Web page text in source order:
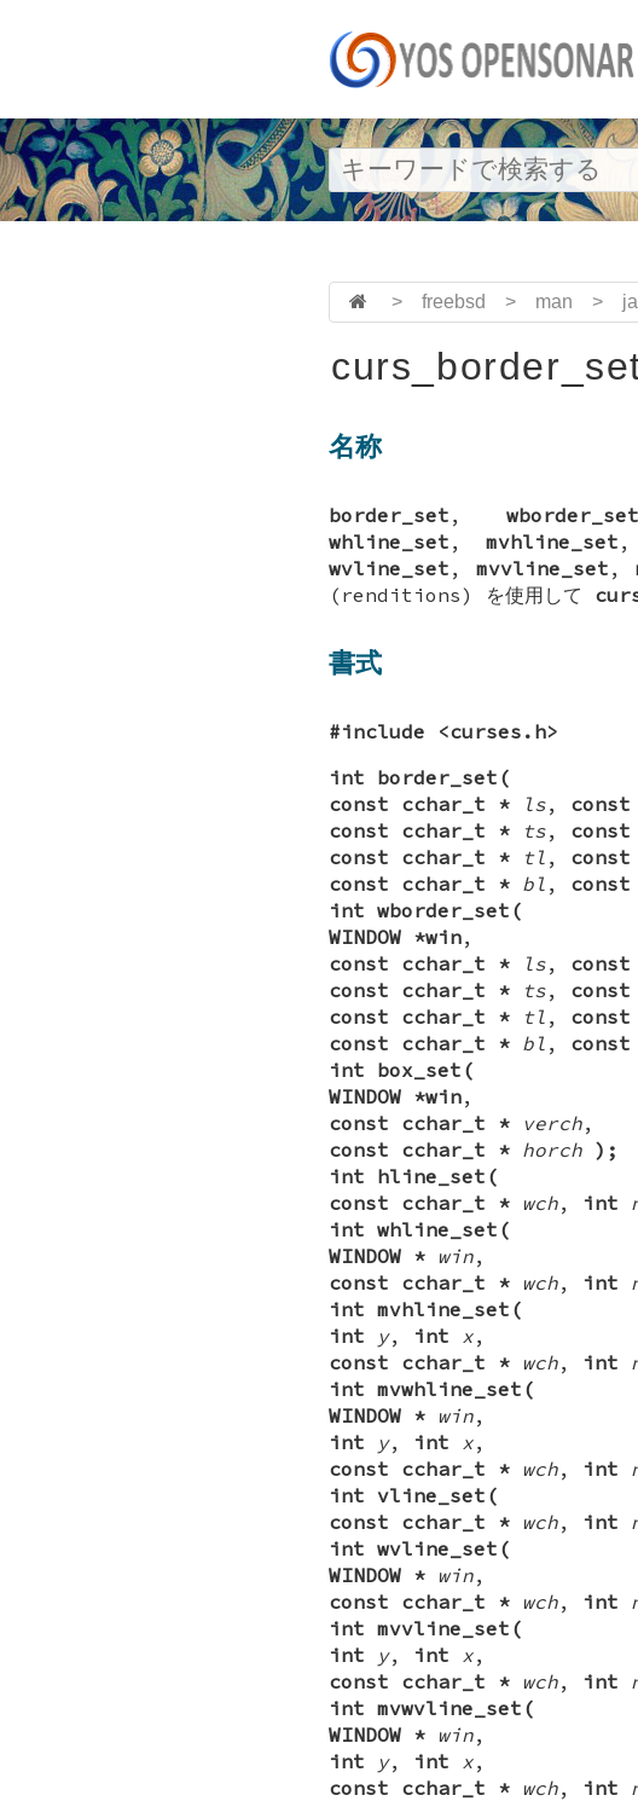
> freebsd > man > ja
名称
border_set , wborder_set
whline_set , mvhline_set
wvline_set , mvvline_set ,
(renditions) を使用して
書式
#include <curses.h>
int border_set(
const cchar_t *
ls,
const cchar_t *
ts,
const cchar_t *
tl ,
const cchar_t * bl ,
int wborder_set(
WINDOW *win,
const cchar_t *
ls,
const cchar_t *
ts,
const cchar_t *
tl ,
const cchar_t * bl ,
int box_set(
WINDOW *win,
const cchar_t * verch,
const cchar_t * horch );
int hline_set(
const cchar_t * wch, int
int whline_set(
WINDOW * win,
const cchar_t * wch, int
int mvhline_set(
int y, int x,
const cchar_t * wch, int
int mvwhline_set(
WINDOW * win,
int y, int x,
const cchar_t * wch, int
int vline_set(
const cchar_t * wch, int
int wvline_set(
WINDOW * win,
const cchar_t * wch, int
int mvvline_set(
int y, int x,
const cchar_t * wch, int
int mvwvline_set(
WINDOW * win,
int y, int x,
const cchar_t * wch, int